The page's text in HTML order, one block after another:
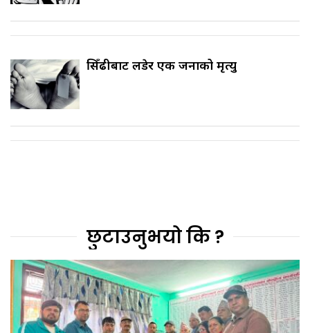
सिँढीबाट लडेर एक जनाको मृत्यु
छुटाउनुभयो कि ?